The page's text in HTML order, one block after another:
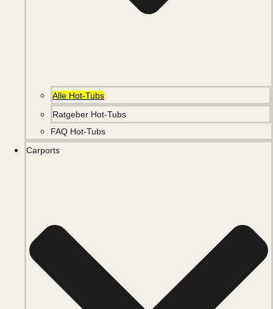
Alle Hot-Tubs
Ratgeber Hot-Tubs
FAQ Hot-Tubs
Carports